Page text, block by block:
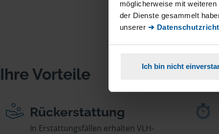
möglicherweise mit
der Dienste gesammelt
unserer ➔
Ich bin nicht
Ihre Vorteile
Rückerstattung
In Erstattungsfällen erhalten VLH-